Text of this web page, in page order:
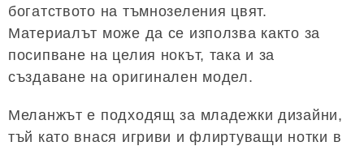
богатството на тъмнозеления цвят.
Материалът може да се използва както за
посипване на целия нокът, така и за
създаване на оригинален модел.
Меланжът е подходящ за младежки дизайни,
тъй като внася игриви и флиртуващи нотки в